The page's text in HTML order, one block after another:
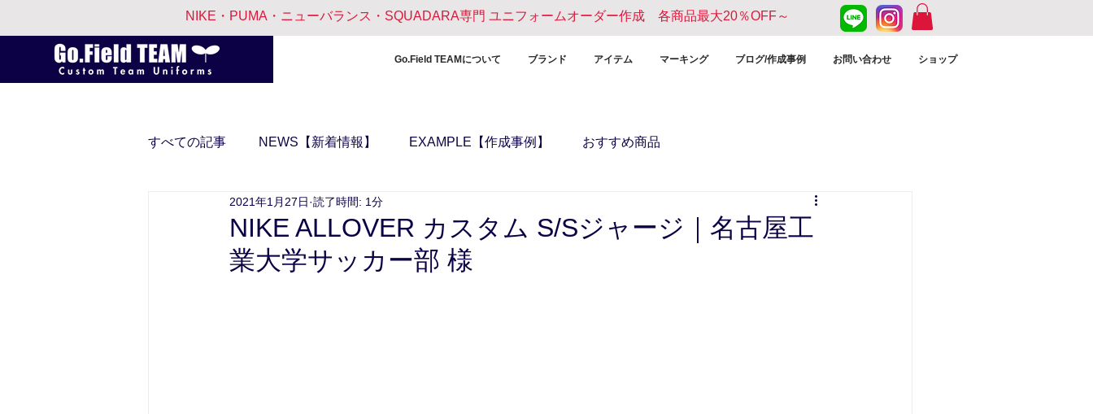
NIKE・PUMA・ニューバランス・SQUADARA専門 ユニフォームオーダー作成 各商品最大20％OFF～
Go.Field TEAMについて ブランド アイテム マーキング ブログ/作成事例 お問い合わせ ショップ
すべての記事 NEWS【新着情報】 EXAMPLE【作成事例】 おすすめ商品
NIKE ALLOVER カスタム S/Sジャージ｜名古屋工
業大学サッカー部 様
2021年1月27日 読了時間: 1分